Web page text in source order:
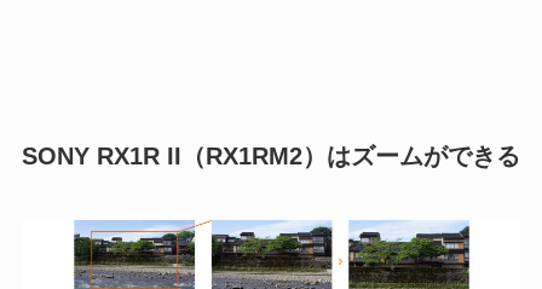
SONY RX1R II（RX1RM2）はズームができる